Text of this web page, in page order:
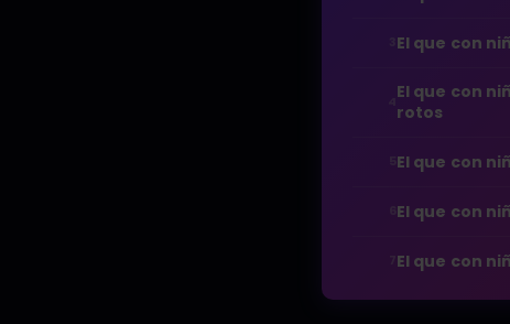
El que con
El que con
rotos
El que con
El que con
El que con